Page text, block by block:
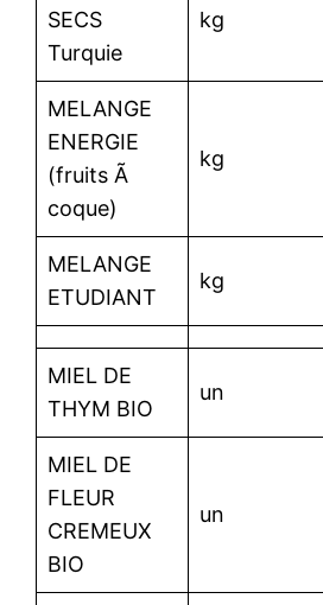
SECS
Turquie
kg
MELANGE
ENERGIE
(fruits Ã
coque)
kg
MELANGE
ETUDIANT
kg
MIEL DE
THYM BIO
un
MIEL DE
FLEUR
CREMEUX
BIO
un